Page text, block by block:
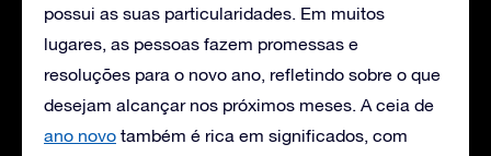
possui as suas particularidades. Em muitos
lugares, as pessoas fazem promessas e
resoluções para o novo ano, refletindo sobre o que
desejam alcançar nos próximos meses. A ceia de
ano novo também é rica em significados, com